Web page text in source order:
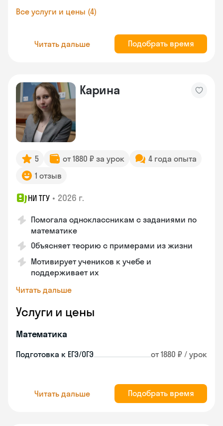
Все услуги и цены (4)
Читать дальше Подобрать время
Карина
5 от 1880 ₽ за урок
4 года опыта
1 отзыв
НИ ТГУ • 2026 г.
Помогала одноклассникам с заданиями по
математике
Объясняет теорию с примерами из жизни
Мотивирует учеников к учебе и
поддерживает их
Читать дальше
Услуги и цены
Математика
Подготовка к ЕГЭ/ОГЭ от 1880 ₽ / урок
Читать дальше Подобрать время